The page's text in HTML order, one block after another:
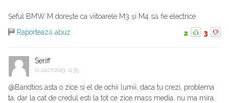
Șeful BMW M dorește ca viitoarele M3 și M4 să fie electrice
Raportează abuz
2 3
Seriff
la 24.07.2023, 11:35
@Bandtios asta o zice si el de ochii lumii, daca tu crezi, problema
ta, dar la cat de credul esti la tot ce zice mass media, nu ma mira,